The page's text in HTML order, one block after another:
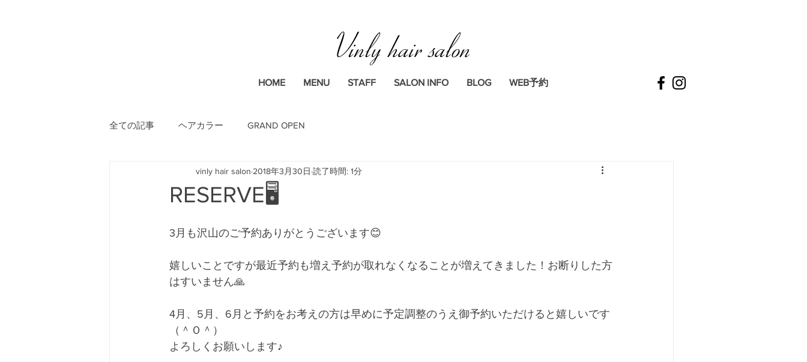
Vinly hair salon
HOME MENU STAFF SALON INFO BLOG WEB予約
全ての記事 ヘアカラー GRAND OPEN
RESERVE🖥
vinly hair salon 2018年3月30日 読了時間: 1分
3月も沢山のご予約ありがとうございます😊
嬉しいことですが最近予約も増え予約が取れなくなることが増えてきました！お断りした方
はすいません🙏
4月、5月、6月と予約をお考えの方は早めに予定調整のうえ御予約いただけると嬉しいです
（＾Ｏ＾）
よろしくお願いします♪